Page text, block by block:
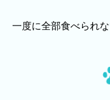
一度に全部食べられ